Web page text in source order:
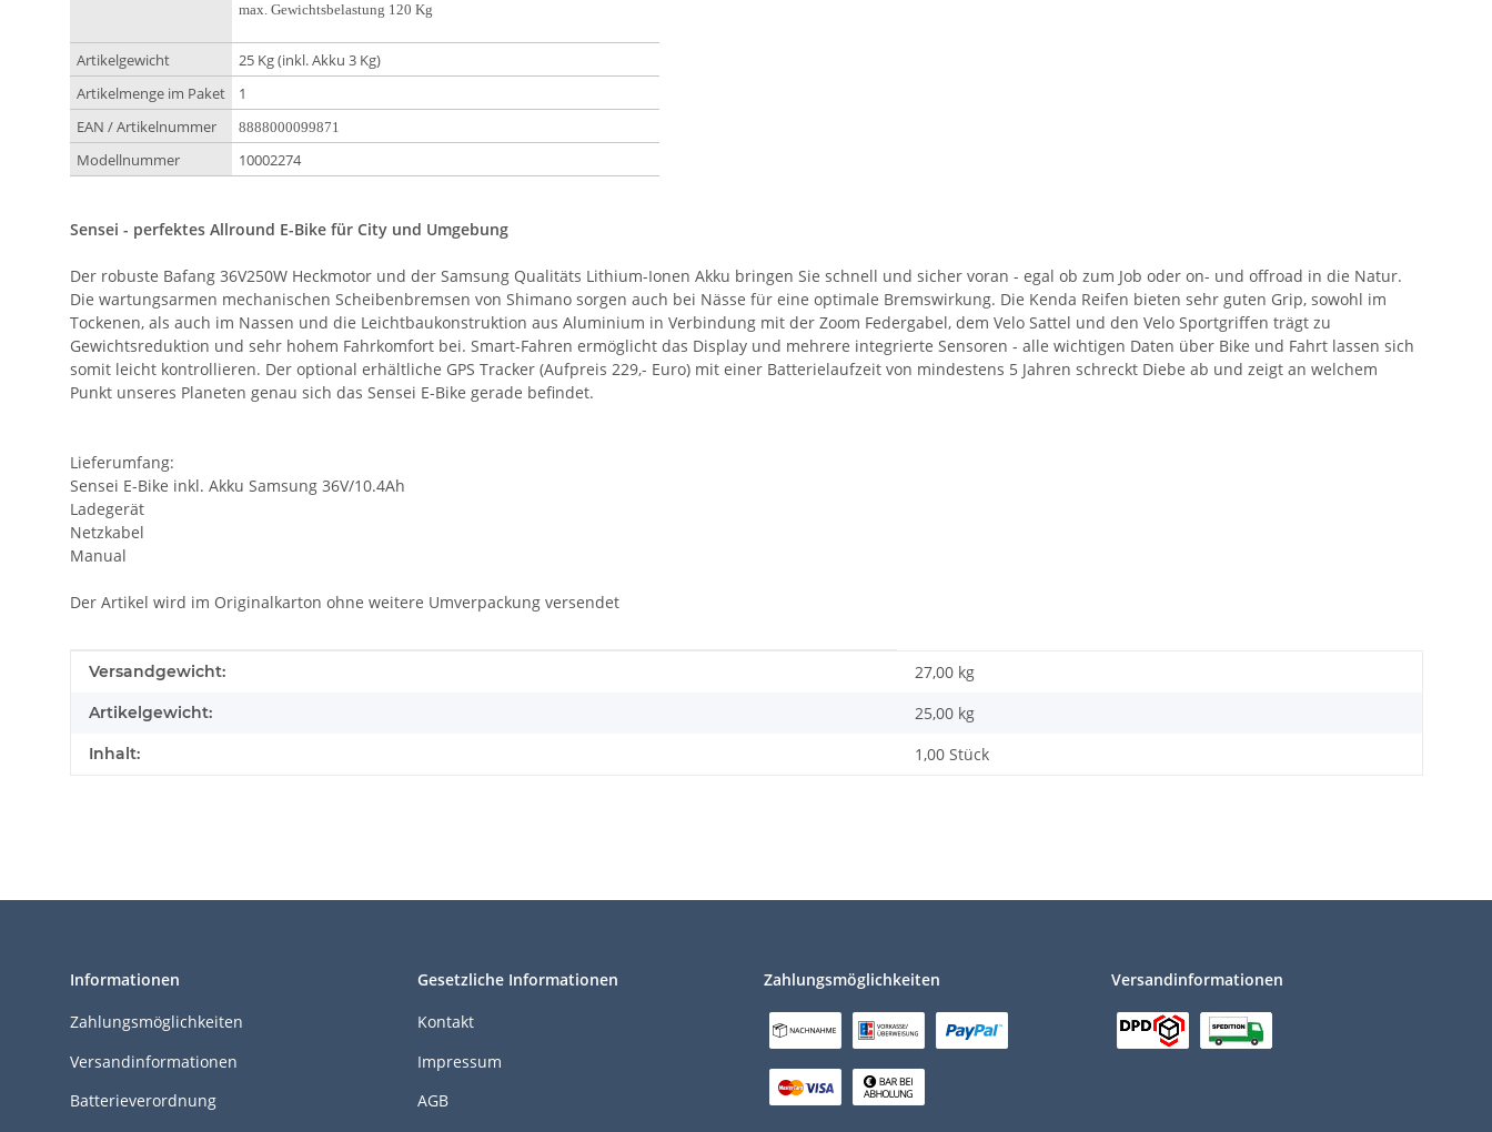
max. Gewichtsbelastung 120 Kg
Artikelgewicht
25 Kg (inkl. Akku 3 Kg)
Artikelmenge im Paket
1
EAN / Artikelnummer
8888000099871
Modellnummer 10002274
Sensei - perfektes Allround E-Bike für City und Umgebung
Der robuste Bafang 36V250W Heckmotor und der Samsung Qualitäts Lithium-Ionen Akku bringen Sie schnell und sicher voran - egal ob zum Job oder on- und offroad in die Natur.
Die wartungsarmen mechanischen Scheibenbremsen von Shimano sorgen auch bei Nässe für eine optimale Bremswirkung. Die Kenda Reifen bieten sehr guten Grip, sowohl im
Tockenen, als auch im Nassen und die Leichtbaukonstruktion aus Aluminium in Verbindung mit der Zoom Federgabel, dem Velo Sattel und den Velo Sportgriffen trägt zu
Gewichtsreduktion und sehr hohem Fahrkomfort bei. Smart-Fahren ermöglicht das Display und mehrere integrierte Sensoren - alle wichtigen Daten über Bike und Fahrt lassen sich
somit leicht kontrollieren. Der optional erhältliche GPS Tracker (Aufpreis 229,- Euro) mit einer Batterielaufzeit von mindestens 5 Jahren schreckt Diebe ab und zeigt an welchem
Punkt unseres Planeten genau sich das Sensei E-Bike gerade befindet.
Lieferumfang:
Sensei E-Bike inkl. Akku Samsung 36V/10.4Ah
Ladegerät
Netzkabel
Manual
Der Artikel wird im Originalkarton ohne weitere Umverpackung versendet
Produkteigenschaft
Wert
Versandgewicht: 27,00 kg
Artikelgewicht: 25,00 kg
Inhalt: 1,00 Stück
Informationen
Zahlungsmöglichkeiten
Versandinformationen
Batterieverordnung
Gesetzliche Informationen
Kontakt
Impressum
AGB
Zahlungsmöglichkeiten Versandinformationen